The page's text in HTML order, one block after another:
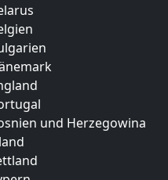
und Herzegowina